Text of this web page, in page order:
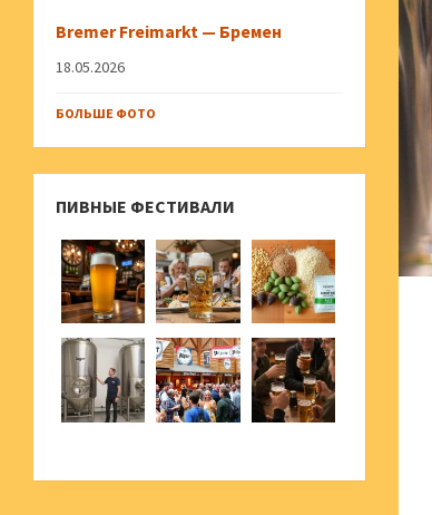
Bremer Freimarkt — Бремен
18.05.2026
БОЛЬШЕ ФОТО
ПИВНЫЕ ФЕСТИВАЛИ